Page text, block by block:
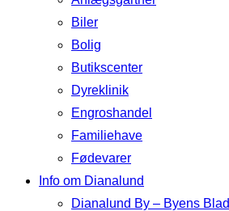
Biler
Bolig
Butikscenter
Dyreklinik
Engroshandel
Familiehave
Fødevarer
Info om Dianalund
Dianalund By – Byens Blad